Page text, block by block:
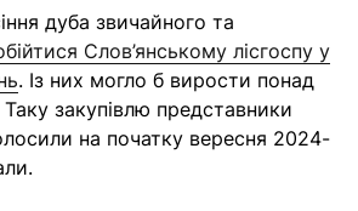
дуба звичайного та
Слов’янському лісгоспу у
. Із них могло б вирости понад
закупівлю представники
на початку вересня 2024-